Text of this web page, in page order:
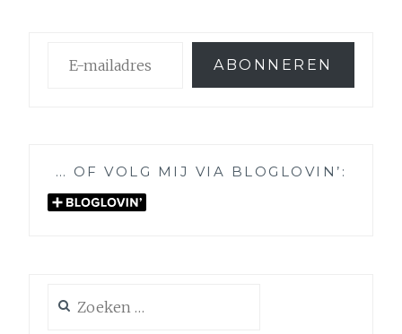
mailadres
ABONNEREN
… OF VOLG MIJ VIA BLOGLOVIN’:
naar: